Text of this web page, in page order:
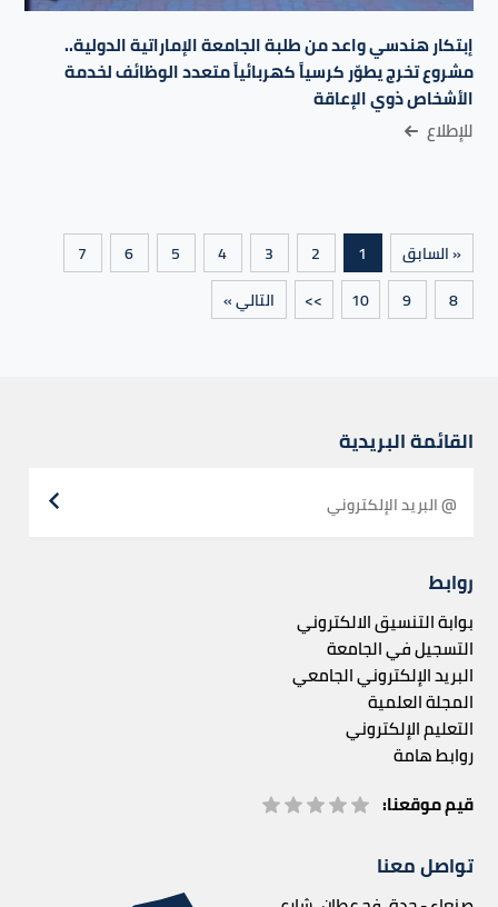
إبتكار هندسي واعد من طلبة الجامعة الإماراتية الدولية..
مشروع تخرج يطوّر كرسياً كهربائياً متعدد الوظائف لخدمة
الأشخاص ذوي الإعاقة
للإطلاع
« السابق 1
2
3
4
5
6
7
8
9
10
>> التالي »
القائمة البريدية
روابط
بوابة التنسيق الالكتروني
التسجيل في الجامعة
البريد الإلكتروني الجامعي
المجلة العلمية
التعليم الإلكتروني
روابط هامة
قيم موقعنا:
تواصل معنا